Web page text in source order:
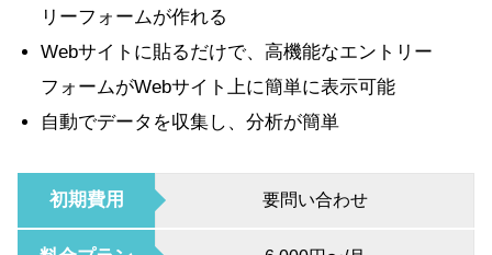
リーフォームが作れる
Webサイトに貼るだけで、高機能なエントリー
フォームがWebサイト上に簡単に表示可能
自動でデータを収集し、分析が簡単
初期費用 要問い合わせ